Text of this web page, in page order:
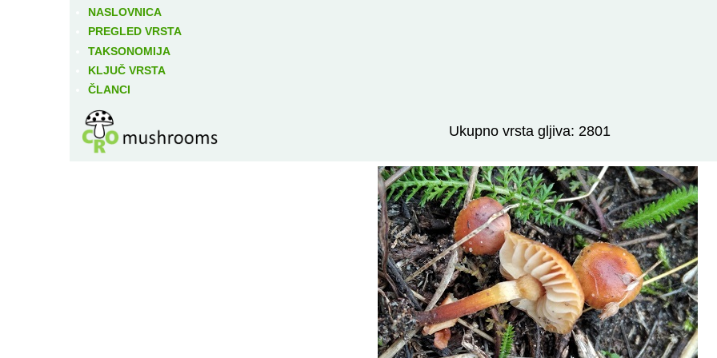
NASLOVNICA
PREGLED VRSTA
TAKSONOMIJA
KLJUČ VRSTA
ČLANCI
Ukupno vrsta gljiva: 2801